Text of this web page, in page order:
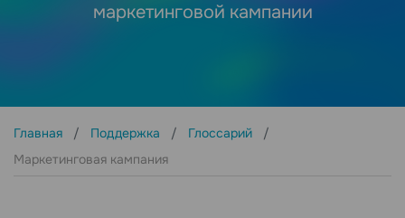
маркетинговой кампании
Главная Поддержка
Глоссарий
Маркетинговая кампания